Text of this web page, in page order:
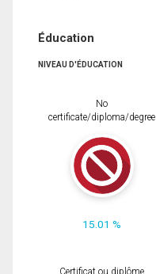
Éducation
NIVEAU D'ÉDUCATION
No
certificate/diploma/degree
15.01 %